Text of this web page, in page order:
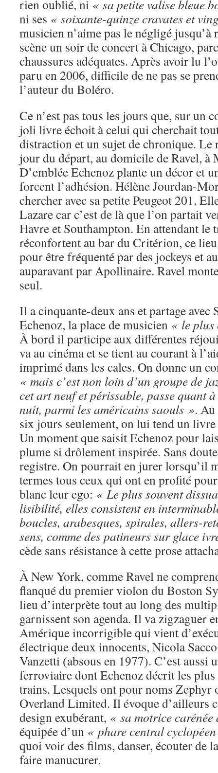
rien oublié, ni « sa petite valise bleue
ni ses « soixante-quinze cravates et
musicien n’aime pas le négligé
scène un soir de concert à Chicago,
chaussures adéquates. Après avoir lu
paru en 2006, difficile de ne pas se
l’auteur du Boléro.
Ce n’est pas tous les jours que, sur un
joli livre échoit à celui qui cherchait
distraction et un sujet de chronique. Le
jour du départ, au domicile de Ravel,
D’emblée Echenoz plante un décor et
forcent l’adhésion. Hélène Jourdan-
chercher avec sa petite Peugeot 201.
Lazare car c’est de là que l’on partait
Havre et Southampton. En attendant le
réconfortent au bar du Critérion, ce
pour être fréquenté par des jockeys et
auparavant par Apollinaire. Ravel
seul.
Il a cinquante-deux ans et partage avec
Echenoz, la place de musicien « le plus
À bord il participe aux différentes
va au cinéma et se tient au courant à
imprimé dans les cales. On donne un
« mais c’est non loin d’un groupe de
cet art neuf et périssable, passe quant
nuit, parmi les américains saouls ».
six jours seulement, on lui tend un livre
Un moment que saisit Echenoz pour
plume si drôlement inspirée. Sans
registre. On pourrait en jurer lorsqu’il
termes tous ceux qui ont en profité
blanc leur ego: « Le plus souvent
lisibilité, elles consistent en
boucles, arabesques, spirales, allers-
sens, comme des patineurs sur glace
cède sans résistance à cette prose
À New York, comme Ravel ne
flanqué du premier violon du Boston
lieu d’interprète tout au long des
garnissent son agenda. Il va zigzaguer
Amérique incorrigible qui vient
électrique deux innocents, Nicola
Vanzetti (absous en 1977). C’est aussi
ferroviaire dont Echenoz décrit les plus
trains. Lesquels ont pour noms Zephyr
Overland Limited. Il évoque d’ailleurs
design exubérant, « sa motrice
équipée d’un « phare central
quoi voir des films, danser, écouter de
faire manucurer.